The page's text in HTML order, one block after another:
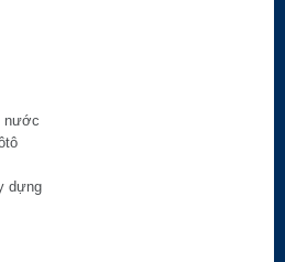
nước
dựng